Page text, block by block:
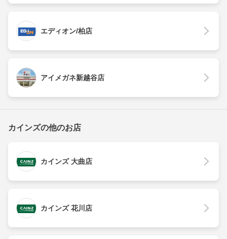
エディオン/柏店
アイメガネ新越谷店
カインズの他のお店
カインズ 大曲店
カインズ 花川店